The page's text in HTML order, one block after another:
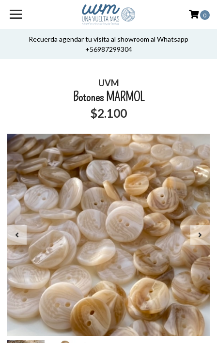
Recuerda agendar tu visita al showroom al Whatsapp
+56987299304
0
UVM
Botones MARMOL
$2.100